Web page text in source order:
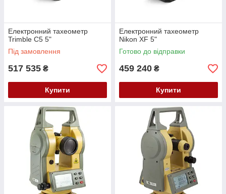
Електронний тахеометр
Trimble C5 5"
Під замовлення
517 535 ₴
Купити
Електронний тахеометр
Nikon XF 5"
Готово до відправки
459 240 ₴
Купити